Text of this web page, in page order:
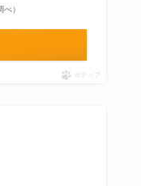
）
ポチップ